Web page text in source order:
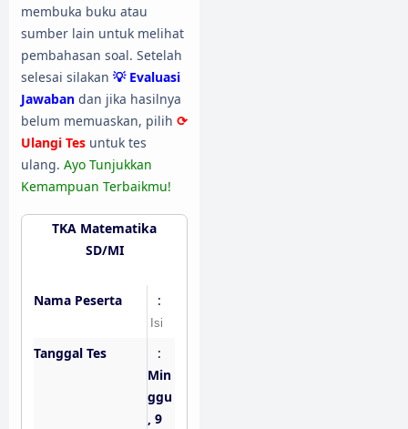
membuka buku atau
sumber lain untuk melihat
pembahasan soal. Setelah
selesai silakan 💡 Evaluasi
Jawaban dan jika hasilnya
belum memuaskan, pilih ⟳
Ulangi Tes untuk tes
ulang. Ayo Tunjukkan
Kemampuan Terbaikmu!
TKA Matematika
SD/MI
Nama Peserta :
Tanggal Tes
:
Min
ggu
, 9